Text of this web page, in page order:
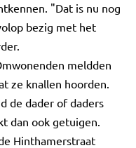
"Dat is nu nog
bezig met het
meldden
ze knallen hoorden.
de dader of daders
dan ook getuigen.
Hinthamerstraat